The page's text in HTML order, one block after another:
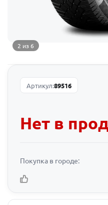
2 из 6
Артикул:89516
Нет в
Покупка в городе: